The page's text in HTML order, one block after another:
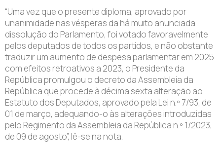
“Uma vez que o presente diploma, aprovado por
unanimidade nas vésperas da há muito anunciada
dissolução do Parlamento, foi votado favoravelmente
pelos deputados de todos os partidos, e não obstante
traduzir um aumento de despesa parlamentar em 2025
com efeitos retroativos a 2023, o Presidente da
República promulgou o decreto da Assembleia da
República que procede à décima sexta alteração ao
Estatuto dos Deputados, aprovado pela Lei n.º 7/93, de
01 de março, adequando-o às alterações introduzidas
pelo Regimento da Assembleia da República n.º 1/2023,
de 09 de agosto”, lê-se na nota.